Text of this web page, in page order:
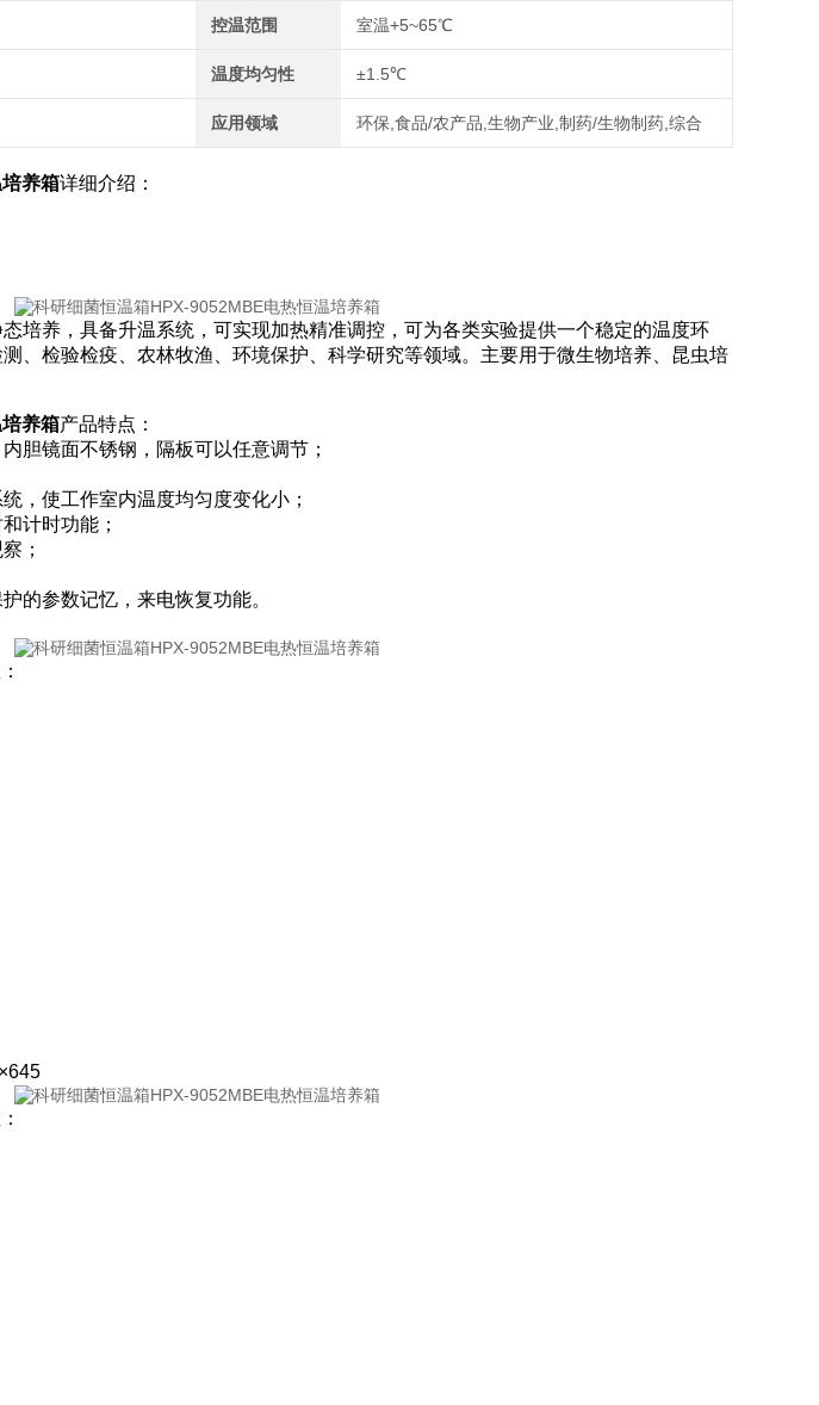
控温范围 室温+5~65℃
温度均匀性 ±1.5℃
应用领域 环保,食品/农产品,生物产业,制药/生物制药,综合
养箱详细介绍：
培养，具备升温系统，可实现加热精准调控，可为各类实验提供一个稳定的温度环
、检验检疫、农林牧渔、环境保护、科学研究等领域。主要用于微生物培养、昆虫培
养箱产品特点：
胆镜面不锈钢，隔板可以任意调节；
，使工作室内温度均匀度变化小；
计时功能；
；
的参数记忆，来电恢复功能。